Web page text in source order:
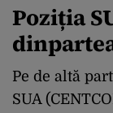
Poziția
Pe de altă
SUA